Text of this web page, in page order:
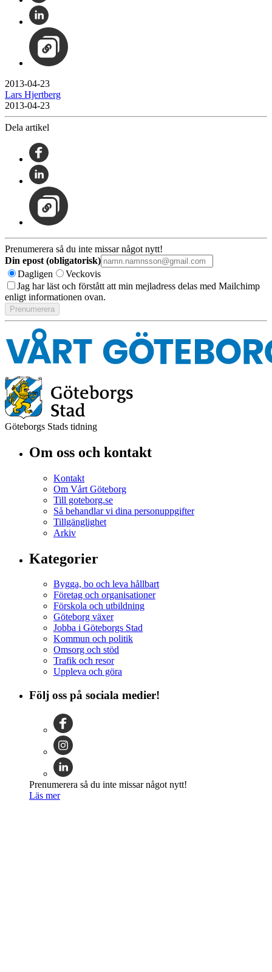
2013-04-23
Lars Hjertberg
2013-04-23
Dela artikel
Prenumerera så du inte missar något nytt!
Din epost (obligatorisk)
Dagligen
Veckovis
Jag har läst och förstått att min mejladress delas med Mailchimp
enligt informationen ovan.
Göteborgs Stads tidning
Om oss och kontakt
Kontakt
Om Vårt Göteborg
Till goteborg.se
Så behandlar vi dina personuppgifter
Tillgänglighet
Arkiv
Kategorier
Bygga, bo och leva hållbart
Företag och organisationer
Förskola och utbildning
Göteborg växer
Jobba i Göteborgs Stad
Kommun och politik
Omsorg och stöd
Trafik och resor
Uppleva och göra
Följ oss på sociala medier!
Prenumerera så du inte missar något nytt!
Läs mer